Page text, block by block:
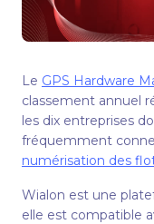
Le GPS Hardware
classement annuel
les dix entreprises
fréquemment
numérisation des
Wialon est une
elle est compatible